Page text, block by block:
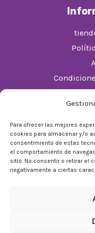
Para ofrecer las mejores
cookies para almacenar y/o
consentimiento de estas
el comportamiento de
sitio. No consentir o retirar el
negativamente a ciertas
De Lunes a
Festivos sujetos